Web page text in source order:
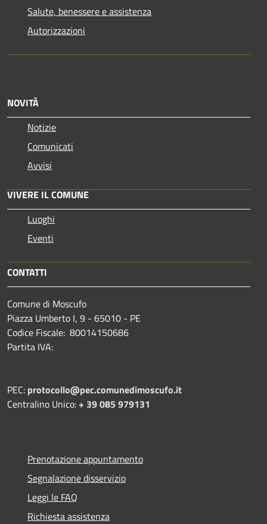
Salute, benessere e assistenza
Autorizzazioni
NOVITÀ
Notizie
Comunicati
Avvisi
VIVERE IL COMUNE
Luoghi
Eventi
CONTATTI
Comune di Moscufo
Piazza Umberto I, 9 - 65010 - PE
Codice Fiscale: 80014150686
Partita IVA:
PEC: protocollo@pec.comunedimoscufo.it
Centralino Unico:+ 39 085 979131
Prenotazione appuntamento
Segnalazione disservizio
Leggi le FAQ
Richiesta assistenza